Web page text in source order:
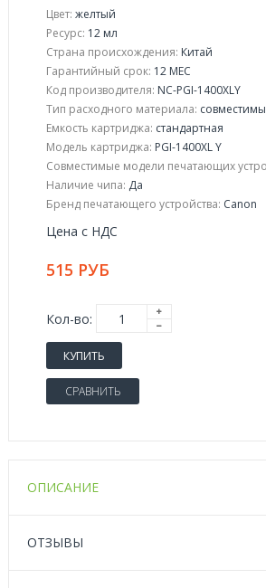
Цвет: желтый
Ресурс: 12 мл
Страна происхождения: Китай
Гарантийный срок: 12 МЕС
Код производителя: NC-PGI-1400XLY
Тип расходного материала:
Емкость картриджа: стандартная
Модель картриджа: PGI-1400XL Y
Совместимые модели печатающих
Наличие чипа: Да
Бренд печатающего устройства: Canon
Цена с НДС
515 РУБ
Кол-во:
КУПИТЬ
СРАВНИТЬ
ОПИСАНИЕ
ОТЗЫВЫ